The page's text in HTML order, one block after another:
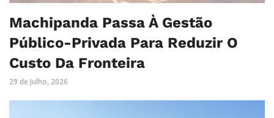
Machipanda Passa À Gestão
Público-Privada Para Reduzir O
Custo Da Fronteira
29 de Julho, 2026